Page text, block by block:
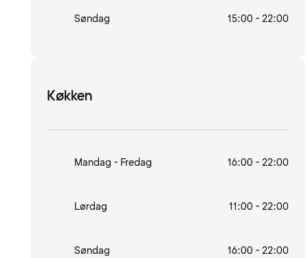
Søndag 15:00 - 22:00
Køkken
Mandag - Fredag 16:00 - 22:00
Lørdag 11:00 - 22:00
Søndag 16:00 - 22:00